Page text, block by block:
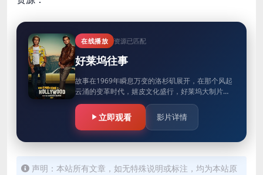
在线播放 资源已匹配
好莱坞往事
故事在1969年瞬息万变的洛杉矶展开，在那个风起
云涌的变革时代，嬉皮文化盛行，好莱坞大制片厂
制度瓦解，新的好莱坞明星纷纷崛起。电视明星里
克·道尔顿（莱昂纳多·迪…
立即观看 影片详情
声明：本站所有文章，如无特殊说明或标注，均为本站原